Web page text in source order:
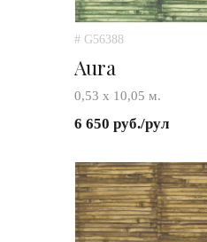
# G56388
Aura
0,53 х 10,05 м.
6 650 руб./рул